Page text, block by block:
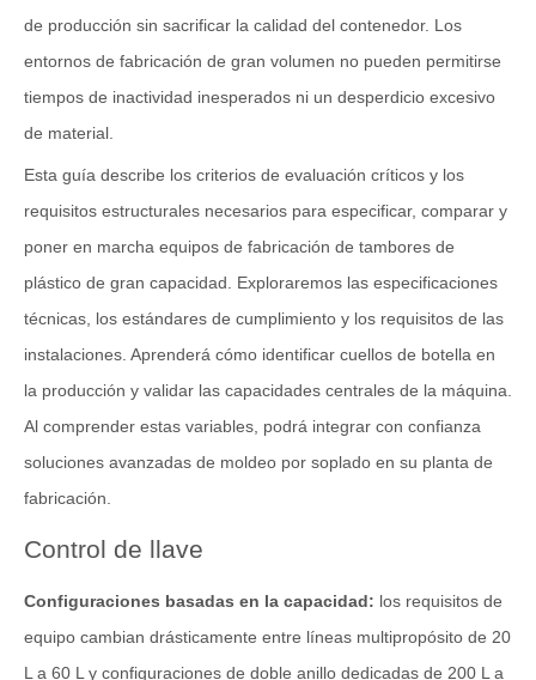
de producción sin sacrificar la calidad del contenedor. Los
entornos de fabricación de gran volumen no pueden permitirse
tiempos de inactividad inesperados ni un desperdicio excesivo
de material.
Esta guía describe los criterios de evaluación críticos y los
requisitos estructurales necesarios para especificar, comparar y
poner en marcha equipos de fabricación de tambores de
plástico de gran capacidad. Exploraremos las especificaciones
técnicas, los estándares de cumplimiento y los requisitos de las
instalaciones. Aprenderá cómo identificar cuellos de botella en
la producción y validar las capacidades centrales de la máquina.
Al comprender estas variables, podrá integrar con confianza
soluciones avanzadas de moldeo por soplado en su planta de
fabricación.
Control de llave
Configuraciones basadas en la capacidad: los requisitos de
equipo cambian drásticamente entre líneas multipropósito de 20
L a 60 L y configuraciones de doble anillo dedicadas de 200 L a